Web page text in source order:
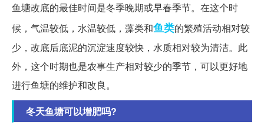
鱼塘改底的最佳时间是冬季晚期或早春季节。在这个时
候，气温较低，水温较低，藻类和鱼类的繁殖活动相对较
少，改底后底泥的沉淀速度较快，水质相对较为清洁。此
外，这个时期也是农事生产相对较少的季节，可以更好地
进行鱼塘的维护和改良。
冬天鱼塘可以增肥吗?